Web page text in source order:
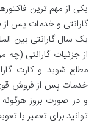
یکی از مهم ترین
گارانتی و خدمات پس
یک سال گارانتی بین
از جزئیات گارانتی
مطلع شوید و کارت
خدمات پس از فروش
و در صورت بروز
توانید برای تعمیر یا